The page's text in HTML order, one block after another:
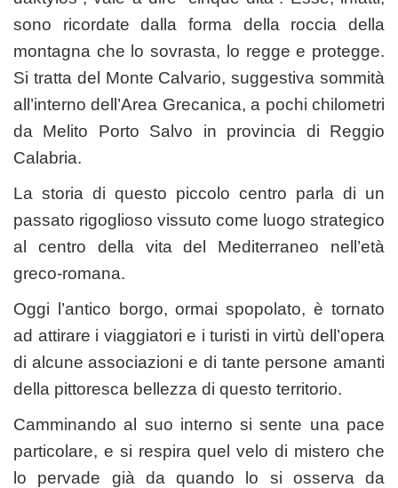
sono ricordate dalla forma della roccia della
montagna che lo sovrasta, lo regge e protegge.
Si tratta del Monte Calvario, suggestiva sommità
all’interno dell’Area Grecanica, a pochi chilometri
da Melito Porto Salvo in provincia di Reggio
Calabria.
La storia di questo piccolo centro parla di un
passato rigoglioso vissuto come luogo strategico
al centro della vita del Mediterraneo nell’età
greco-romana.
Oggi l’antico borgo, ormai spopolato, è tornato
ad attirare i viaggiatori e i turisti in virtù dell’opera
di alcune associazioni e di tante persone amanti
della pittoresca bellezza di questo territorio.
Camminando al suo interno si sente una pace
particolare, e si respira quel velo di mistero che
lo pervade già da quando lo si osserva da